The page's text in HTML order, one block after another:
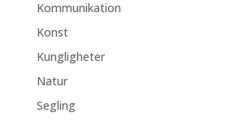
Kommunikation
Konst
Kungligheter
Natur
Segling